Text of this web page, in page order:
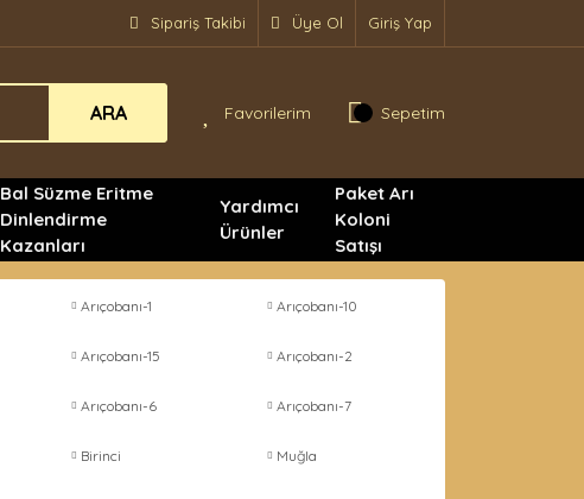
Sipariş Takibi Üye Ol Giriş Yap
ARA Favorilerim Sepetim
Bal Süzme Eritme
Dinlendirme
Kazanları
Yardımcı
Ürünler
Paket Arı
Koloni
Satışı
Arıçobanı-1 Arıçobanı-10
Arıçobanı-15 Arıçobanı-2
Arıçobanı-6 Arıçobanı-7
Birinci Muğla